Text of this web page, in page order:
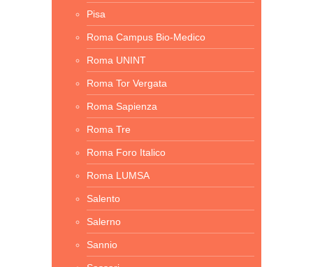
Pisa
Roma Campus Bio-Medico
Roma UNINT
Roma Tor Vergata
Roma Sapienza
Roma Tre
Roma Foro Italico
Roma LUMSA
Salento
Salerno
Sannio